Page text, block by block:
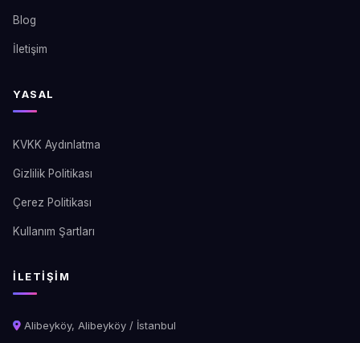
Blog
İletişim
YASAL
KVKK Aydınlatma
Gizlilik Politikası
Çerez Politikası
Kullanım Şartları
İLETIŞIM
Alibeyköy, Alibeyköy / İstanbul